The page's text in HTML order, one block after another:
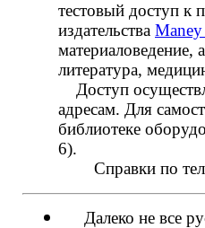
тестовый доступ к
издательства
материаловедение,
литература,
Доступ
адресам. Для
библиотеке
6).
Справки по
Далеко не все